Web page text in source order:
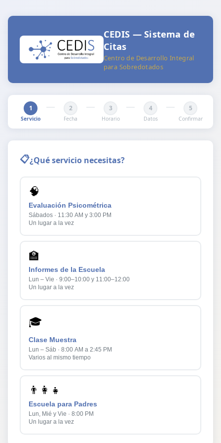
CEDIS — Sistema de
Citas
Centro de Desarrollo Integral
para Sobredotados
1
Servicio
2
Fecha
3
Horario
4
Datos
5
Confirmar
📋¿Qué servicio necesitas?
🧠
Evaluación Psicométrica
Sábados · 11:30 AM y 3:00 PM
Un lugar a la vez
🏫
Informes de la Escuela
Lun – Vie · 9:00–10:00 y 11:00–12:00
Un lugar a la vez
🎓
Clase Muestra
Lun – Sáb · 8:00 AM a 2:45 PM
Varios al mismo tiempo
👨‍👩‍👧
Escuela para Padres
Lun, Mié y Vie · 8:00 PM
Un lugar a la vez